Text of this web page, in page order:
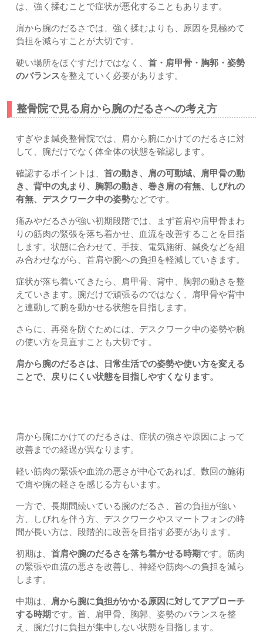
は、強く揉むことで症状が悪化することもあります。
肩から腕のだるさでは、強く揉むよりも、原因を見極めて
負担を減らすことが大切です。
硬い場所をほぐすだけではなく、 首・肩甲骨・胸郭・姿勢
のバランスを整えていく必要があります。
整骨院で見る肩から腕のだるさへの考え方
すぎやま鍼灸整骨院では、肩から腕にかけてのだるさに対
して、腕だけでなく体全体の状態を確認します。
確認するポイントは、 首の動き、肩の可動域、肩甲骨の動
き、背中の丸まり、胸郭の動き、巻き肩の有無、しびれの
有無、デスクワーク中の姿勢などです。
痛みやだるさが強い初期段階では、まず首肩や肩甲骨まわ
りの筋肉の緊張を落ち着かせ、血流を改善することを目指
します。状態に合わせて、手技、電気施術、鍼灸などを組
み合わせながら、首肩や腕への負担を軽減していきます。
症状が落ち着いてきたら、肩甲骨、背中、胸郭の動きを整
えていきます。腕だけで頑張るのではなく、肩甲骨や背中
と連動して腕を動かせる状態を目指します。
さらに、再発を防ぐためには、デスクワーク中の姿勢や腕
の使い方を見直すことも大切です。
肩から腕のだるさは、日常生活での姿勢や使い方を変える
ことで、戻りにくい状態を目指しやすくなります。
肩から腕にかけてのだるさは、症状の強さや原因によって
改善までの経過が異なります。
軽い筋肉の緊張や血流の悪さが中心であれば、数回の施術
で肩や腕の軽さを感じる方もいます。
一方で、長期間続いている腕のだるさ、首の負担が強い
方、しびれを伴う方、デスクワークやスマートフォンの時
間が長い方は、段階的に改善を目指す必要があります。
初期は、 首肩や腕のだるさを落ち着かせる時期です。筋肉
の緊張や血流の悪さを改善し、神経や筋肉への負担を減ら
します。
中期は、
肩から腕に負担がかかる原因に対してアプローチ
する時期です。首、肩甲骨、胸郭、姿勢のバランスを整
え、腕だけに負担が集中しない状態を目指します。